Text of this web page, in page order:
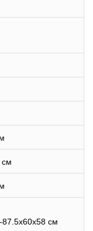
см
87.5x60x58 см